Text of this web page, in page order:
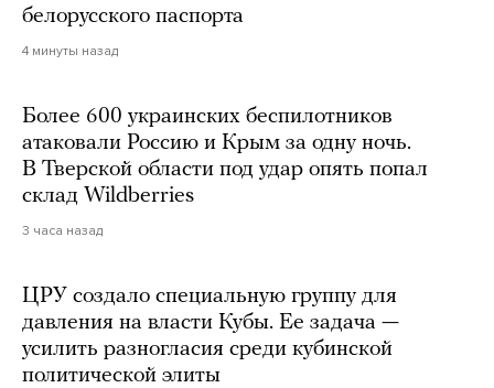
белорусского паспорта
4 минуты назад
Более 600 украинских беспилотников
атаковали Россию и Крым за одну ночь.
В Тверской области под удар опять попал
склад Wildberries
3 часа назад
ЦРУ создало специальную группу для
давления на власти Кубы. Ее задача —
усилить разногласия среди кубинской
политической элиты